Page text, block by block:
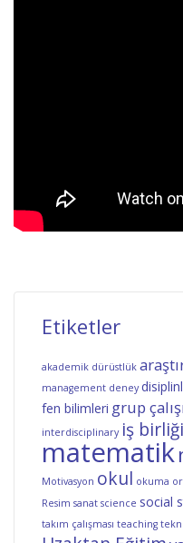
Etiketler
akademik dürüstlük
management deney
fen bilimleri grup
interdisciplinary iş birliği
matematik
Motivasyon okul okuma
Resim sanat science social
takım çalışması teaching